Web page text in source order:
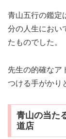
青山五行の鑑定
分の人生におい
たものでした。
先生の的確なア
つける手がかり
青山の当た
道店